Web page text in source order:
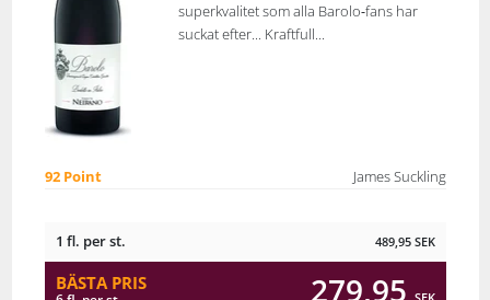
superkvalitet som alla Barolo‑fans har
suckat efter... Kraftfull...
92 Point James Suckling
1 fl. per st. 489,95 SEK
BÄSTA PRIS 279,95